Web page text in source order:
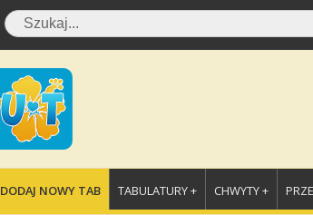
DODAJ NOWY TAB TABULATURY + CHWYTY +